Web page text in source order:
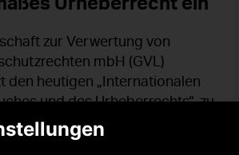
zur Verwertung von
mbH (GVL)
den heutigen „Internationalen
und des Urheberrechts“, zu
bereits seit 1995 jährlich